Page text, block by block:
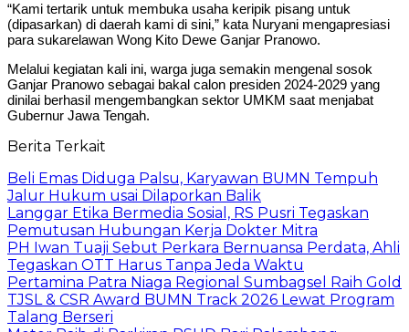
“Kami tertarik untuk membuka usaha keripik pisang untuk
(dipasarkan) di daerah kami di sini,” kata Nuryani mengapresiasi
para sukarelawan Wong Kito Dewe Ganjar Pranowo.
Melalui kegiatan kali ini, warga juga semakin mengenal sosok
Ganjar Pranowo sebagai bakal calon presiden 2024-2029 yang
dinilai berhasil mengembangkan sektor UMKM saat menjabat
Gubernur Jawa Tengah.
Berita Terkait
Beli Emas Diduga Palsu, Karyawan BUMN Tempuh
Jalur Hukum usai Dilaporkan Balik
Langgar Etika Bermedia Sosial, RS Pusri Tegaskan
Pemutusan Hubungan Kerja Dokter Mitra
PH Iwan Tuaji Sebut Perkara Bernuansa Perdata, Ahli
Tegaskan OTT Harus Tanpa Jeda Waktu
Pertamina Patra Niaga Regional Sumbagsel Raih Gold
TJSL & CSR Award BUMN Track 2026 Lewat Program
Talang Berseri